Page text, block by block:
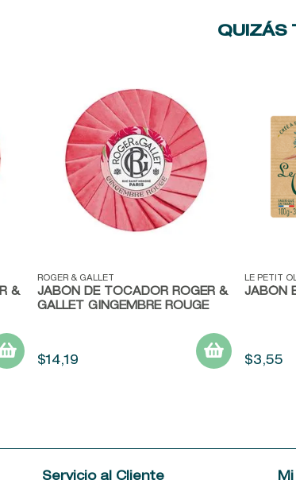
QUIZÁS
&
Vista rápida
ROGER & GALLET
JABÓN DE TOCADOR ROGER &
GALLET GINGEMBRE ROUGE
$14,19
Vista
LE PETIT
JABÓN
$3,55
Servicio al Cliente